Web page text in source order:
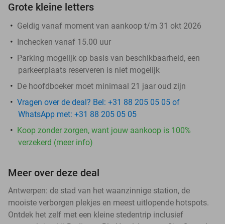
Grote kleine letters
Geldig vanaf moment van aankoop t/m 31 okt 2026
Inchecken vanaf 15.00 uur
Parking mogelijk op basis van beschikbaarheid, een
parkeerplaats reserveren is niet mogelijk
De hoofdboeker moet minimaal 21 jaar oud zijn
Vragen over de deal? Bel: +31 88 205 05 05 of
WhatsApp met: +31 88 205 05 05
Koop zonder zorgen, want jouw aankoop is 100%
verzekerd (meer info)
Meer over deze deal
Antwerpen: de stad van het waanzinnige station, de
mooiste verborgen plekjes en meest uitlopende hotspots.
Ontdek het zelf met een kleine stedentrip inclusief